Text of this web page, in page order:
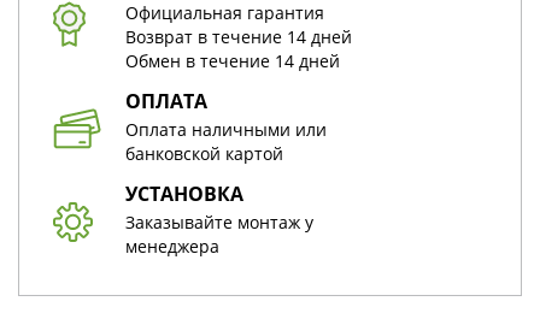
Официальная гарантия
Возврат в течение 14 дней
Обмен в течение 14 дней
ОПЛАТА
Оплата наличными или
банковской картой
УСТАНОВКА
Заказывайте монтаж у
менеджера